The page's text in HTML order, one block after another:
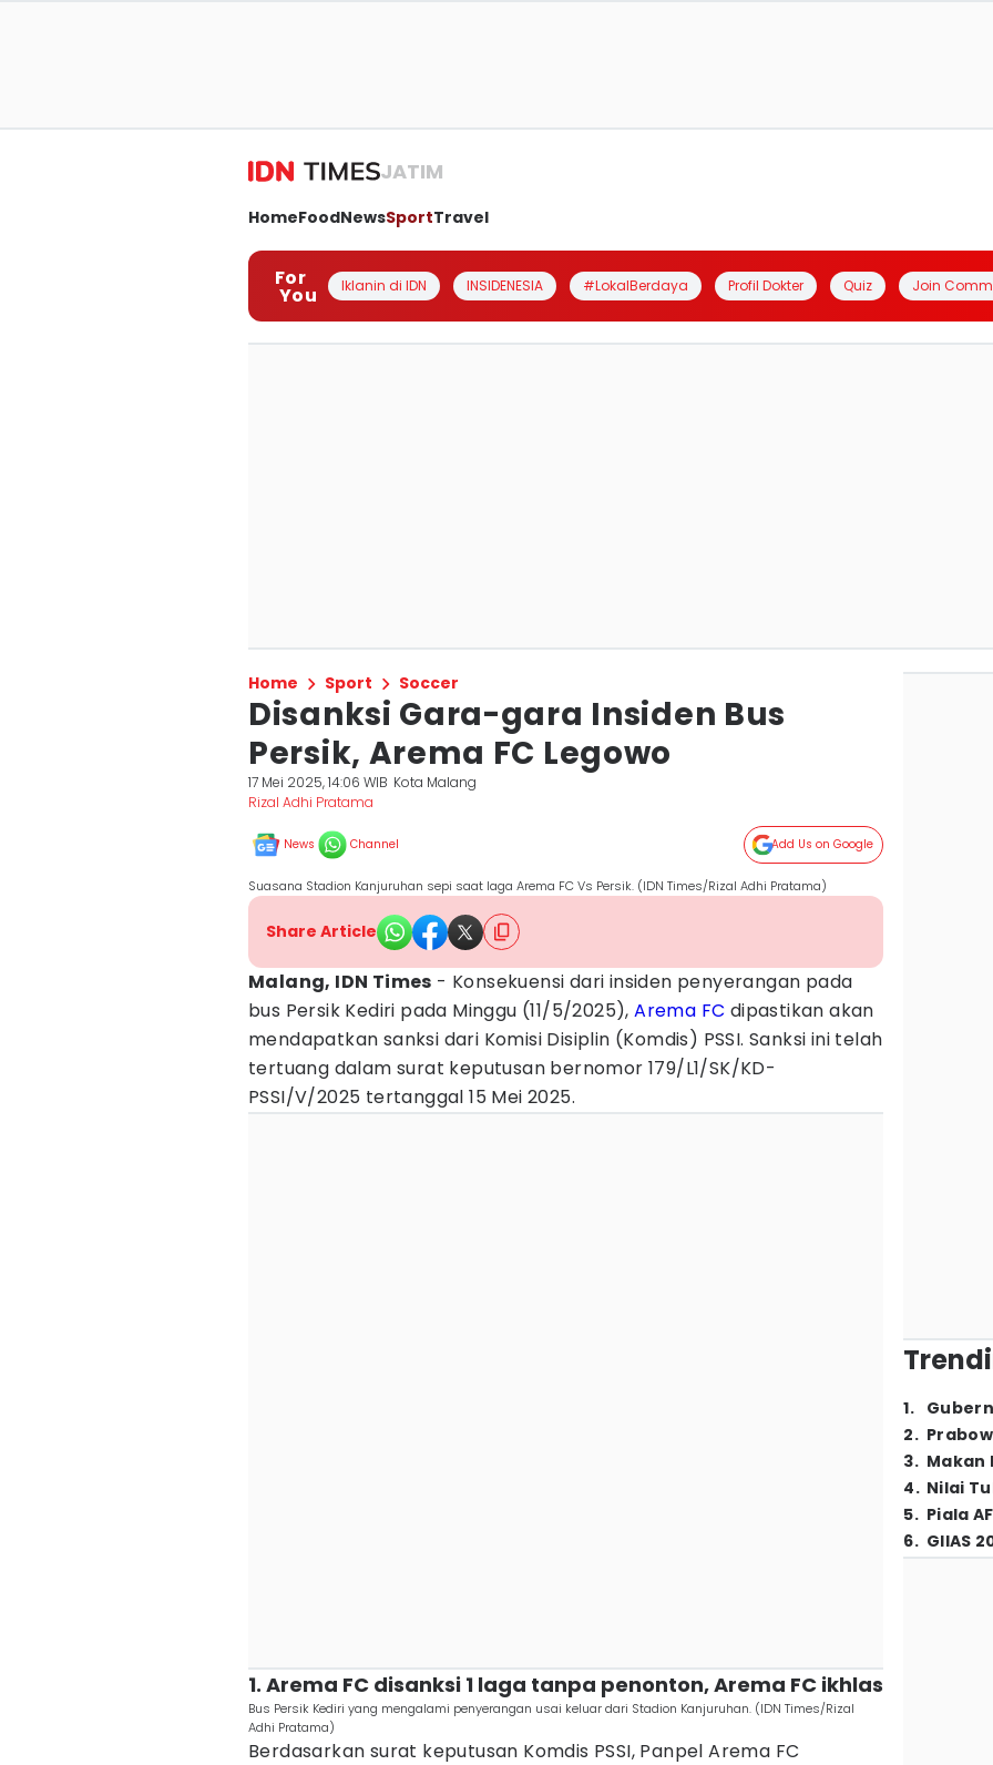
JATIM
HomeFoodNewsSportTravel
For
You Iklanin di IDN INSIDENESIA #LokalBerdaya Profil Dokter Quiz Join
Home Sport Soccer
Disanksi Gara-gara Insiden Bus
Persik, Arema FC Legowo
17 Mei 2025, 14:06 WIB Kota Malang
Rizal Adhi Pratama
News Channel Add Us on Google
Suasana Stadion Kanjuruhan sepi saat laga Arema FC Vs Persik. (IDN Times/Rizal Adhi Pratama)
Share Article
Malang, IDN Times - Konsekuensi dari insiden penyerangan pada
bus Persik Kediri pada Minggu (11/5/2025),Arema FC dipastikan akan
mendapatkan sanksi dari Komisi Disiplin (Komdis) PSSI. Sanksi ini telah
tertuang dalam surat keputusan bernomor 179/L1/SK/KD-
PSSI/V/2025 tertanggal 15 Mei 2025.
1. Arema FC disanksi 1 laga tanpa penonton, Arema FC ikhlas
Bus Persik Kediri yang mengalami penyerangan usai keluar dari Stadion Kanjuruhan. (IDN Times/Rizal
Adhi Pratama)
Berdasarkan surat keputusan Komdis PSSI, Panpel Arema FC
1.
2.
3. Makan
4. Nilai
5. Piala
6. GIIAS